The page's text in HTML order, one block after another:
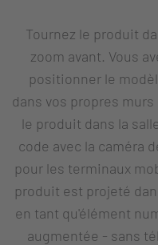
Tournez le produit
zoom avant. Vous
positionner le
dans vos propres
le produit dans la
code avec la caméra
pour les terminaux
produit est projeté
en tant qu'élément
augmentée - sans